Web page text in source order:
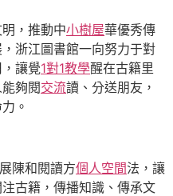
，推動中小樹屋華優秀傳
浙江圖書館一向努力于對
讓覺1對1教學醒在古籍里
夠閱交流讀、分送朋友，
。
陳和閱讀方個人空間法，讓
古籍，傳播知識、傳承文